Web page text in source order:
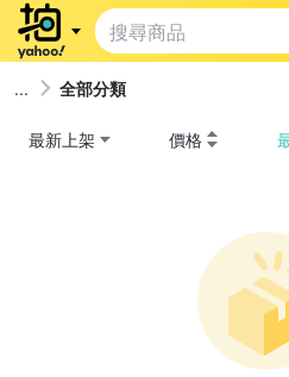
全部分類
最新上架 價格